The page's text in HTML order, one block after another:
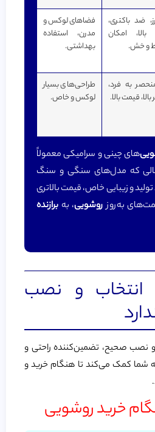
ضد باکتری،
امکان
و خش.
فضاهای لوکس و
مدرن، استفاده
بهداشتی.
به فرد،
قیمت بالا.
طراحی‌های بسیار
لوکس و خاص.
‌های چینی و سرامیکی معمولاً
که مدل‌های سنگی و سنگ
و زیبایی خاص، قیمت بالاتری
به‌روزروشویی، به برازنده
انتخاب و نصب
و نصب صحیح، تضمین‌کننده راحتی و
شما کمک می‌کند تا هنگام خرید و
خرید روشویی